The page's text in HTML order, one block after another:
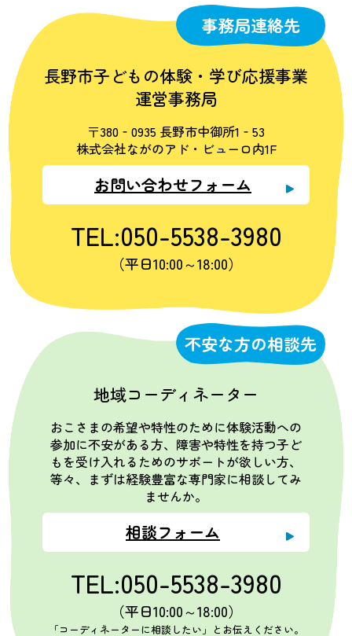
事務局連絡先
長野市子どもの体験・学び応援事業
運営事務局
〒380‐0935 長野市中御所1‐53
株式会社ながのアド・ビューロ内1F
お問い合わせフォーム
TEL:050-5538-3980
（平日10:00～18:00）
不安な方の相談先
地域コーディネーター
おこさまの希望や特性のために体験活動への
参加に不安がある方、障害や特性を持つ子ど
もを受け入れるためのサポートが欲しい方、
等々、まずは経験豊富な専門家に相談してみ
ませんか。
相談フォーム
TEL:050-5538-3980
（平日10:00～18:00）
「コーディネーターに相談したい」とお伝えください。